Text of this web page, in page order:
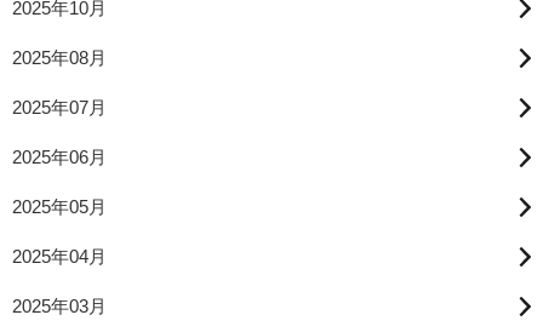
2025年10月
2025年08月
2025年07月
2025年06月
2025年05月
2025年04月
2025年03月